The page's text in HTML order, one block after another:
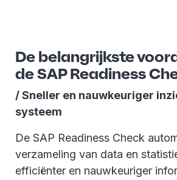
De belangrijkste
de SAP Readiness
/ Sneller en nauwkeuriger
systeem
De SAP Readiness Check
verzameling van data en
efficiënter en nauwkeuriger